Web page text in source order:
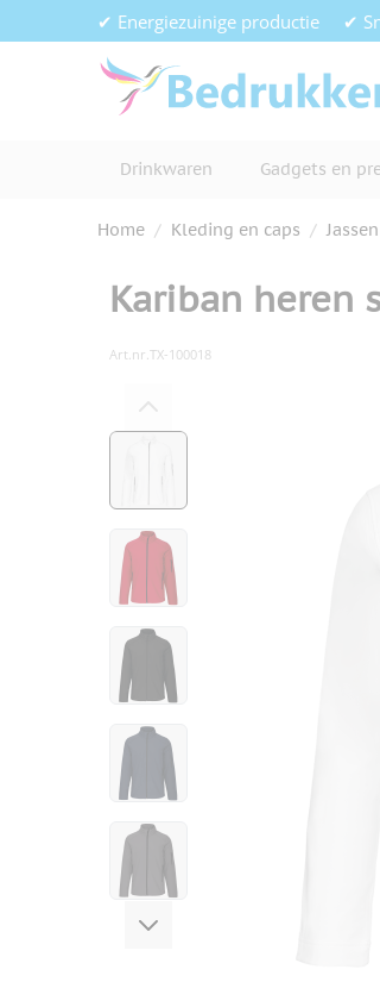
Ga naar de inhoud✔ Energiezuinige productie ✔
Drinkwaren Gadgets en
Home / Kleding en caps / Jassen
Kariban heren
Art.nr.TX-100018
View larger image
View larger image
View larger image
View larger image
View larger image
View larger image